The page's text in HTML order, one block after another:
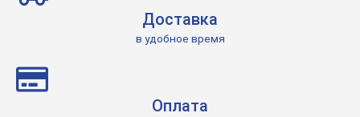
Доставка
в удобное время
Оплата